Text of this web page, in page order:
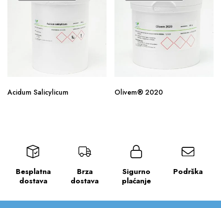
Acidum Salicylicum Olivem® 2020
Besplatna
dostava
Brza
dostava
Sigurno
plaćanje
Podrška